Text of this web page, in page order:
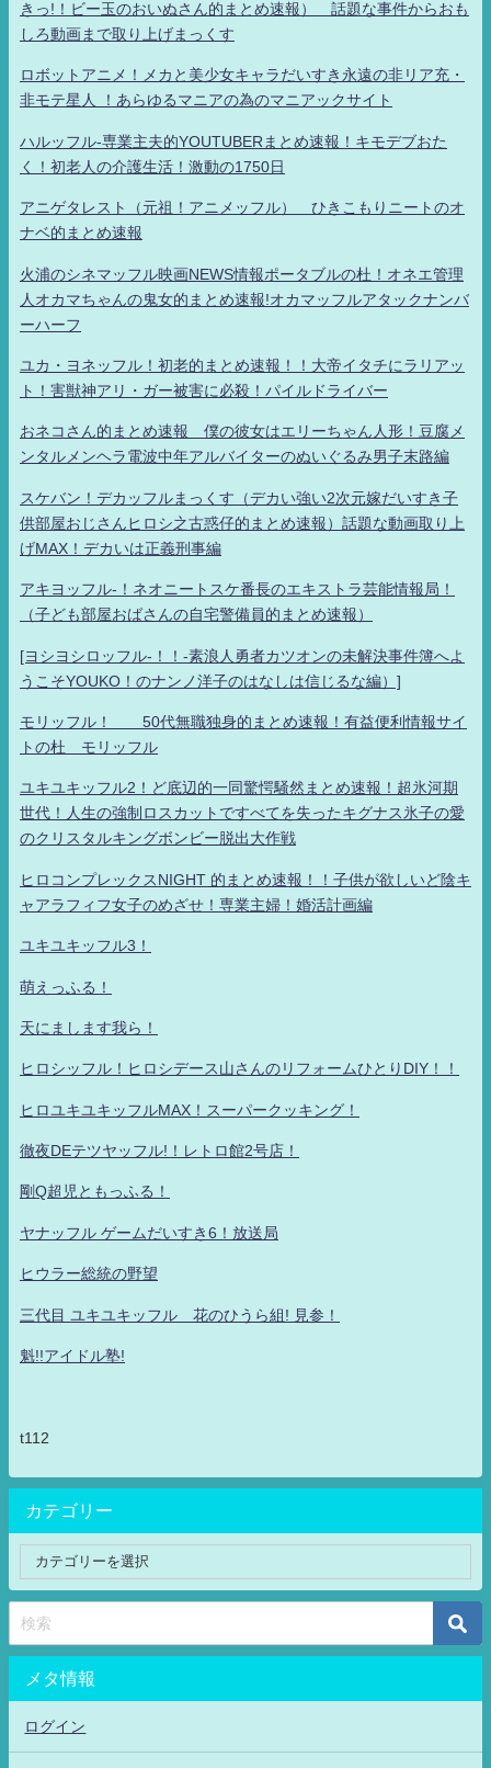
きっ!！ビー玉のおいぬさん的まとめ速報） 話題な事件からおも
しろ動画まで取り上げまっくす
ロボットアニメ！メカと美少女キャラだいすき永遠の非リア充・
非モテ星人 ！あらゆるマニアの為のマニアックサイト
ハルッフル-専業主夫的YOUTUBERまとめ速報！キモデブおた
く！初老人の介護生活！激動の1750日
アニゲタレスト（元祖！アニメッフル） ひきこもりニートのオ
ナベ的まとめ速報
火浦のシネマッフル映画NEWS情報ポータブルの杜！オネエ管理
人オカマちゃんの鬼女的まとめ速報!オカマッフルアタックナンバ
ーハーフ
ユカ・ヨネッフル！初老的まとめ速報！！大帝イタチにラリアッ
ト！害獣神アリ・ガー被害に必殺！パイルドライバー
おネコさん的まとめ速報 僕の彼女はエリーちゃん人形！豆腐メ
ンタルメンヘラ電波中年アルバイターのぬいぐるみ男子末路編
スケバン！デカッフルまっくす（デカい強い2次元嫁だいすき子
供部屋おじさんヒロシ之古惑仔的まとめ速報）話題な動画取り上
げMAX！デカいは正義刑事編
アキヨッフル-！ネオニートスケ番長のエキストラ芸能情報局！
（子ども部屋おばさんの自宅警備員的まとめ速報）
[ヨシヨシロッフル-！！-素浪人勇者カツオンの未解決事件簿へよ
うこそYOUKO！のナンノ洋子のはなしは信じるな編）]
モリッフル！ 50代無職独身的まとめ速報！有益便利情報サイ
トの杜 モリッフル
ユキユキッフル2！ど底辺的一同驚愕騒然まとめ速報！超氷河期
世代！人生の強制ロスカットですべてを失ったキグナス氷子の愛
のクリスタルキングボンビー脱出大作戦
ヒロコンプレックスNIGHT 的まとめ速報！！子供が欲しいど陰キ
ャアラフィフ女子のめざせ！専業主婦！婚活計画編
ユキユキッフル3！
萌えっふる！
天にまします我ら！
ヒロシッフル！ヒロシデース山さんのリフォームひとりDIY！！
ヒロユキユキッフルMAX！スーパークッキング！
徹夜DEテツヤッフル!！レトロ館2号店！
剛Q超児ともっふる！
ヤナッフル ゲームだいすき6！放送局
ヒウラー総統の野望
三代目 ユキユキッフル 花のひうら組! 見参！
魁!!アイドル塾!
t112
カテゴリー
メタ情報
ログイン